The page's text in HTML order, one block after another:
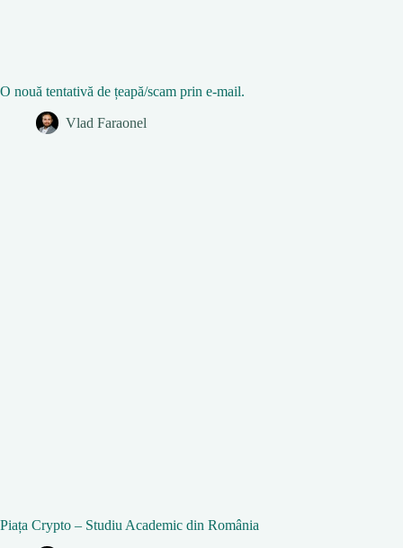
O nouă tentativă de țeapă/scam prin e-mail.
Vlad Faraonel
Piața Crypto – Studiu Academic din România